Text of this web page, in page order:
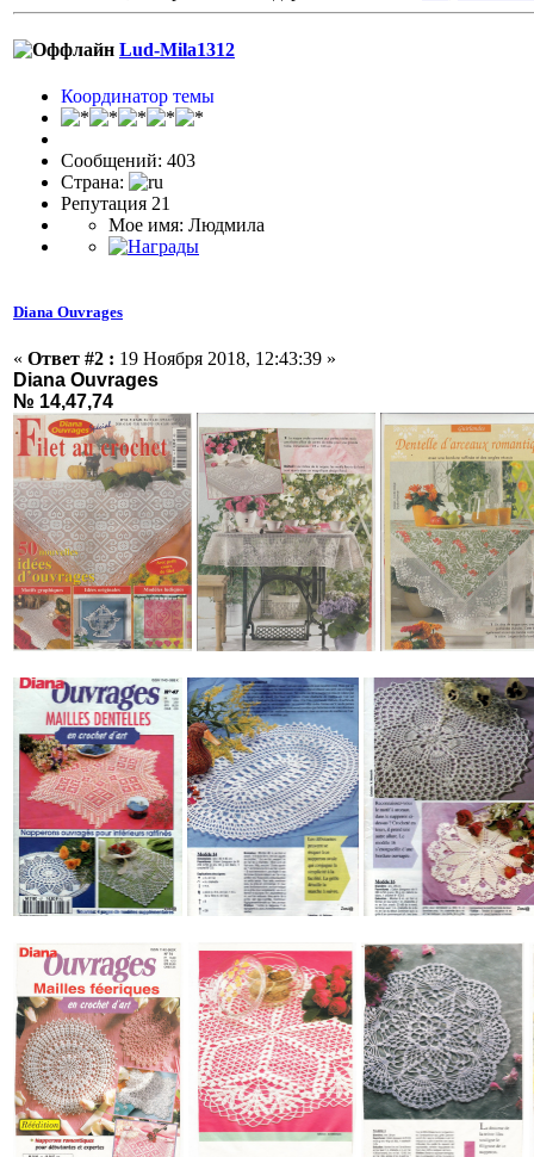
Lud-Mila1312
Координатор темы
Сообщений: 403
Страна:
Репутация 21
Мое имя: Людмила
Diana Ouvrages
« Ответ #2 : 19 Ноября 2018, 12:43:39 »
Diana Ouvrages
№ 14,47,74